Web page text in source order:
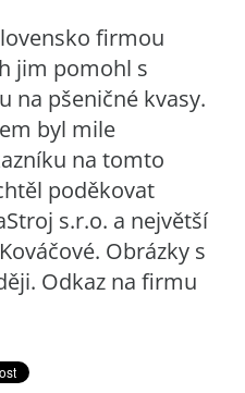
firmou
jim pomohl s
na pšeničné kvasy.
byl mile
na tomto
poděkovat
s.r.o. a největší
Obrázky s
Odkaz na firmu